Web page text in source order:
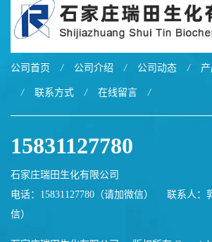
公司首页 / 公司介绍 / 公司动态 /
/ 联系方式 / 在线留言 /
15831127780
石家庄瑞田生化有限公司
电话：15831127780（请加微信）
联系人：
信）